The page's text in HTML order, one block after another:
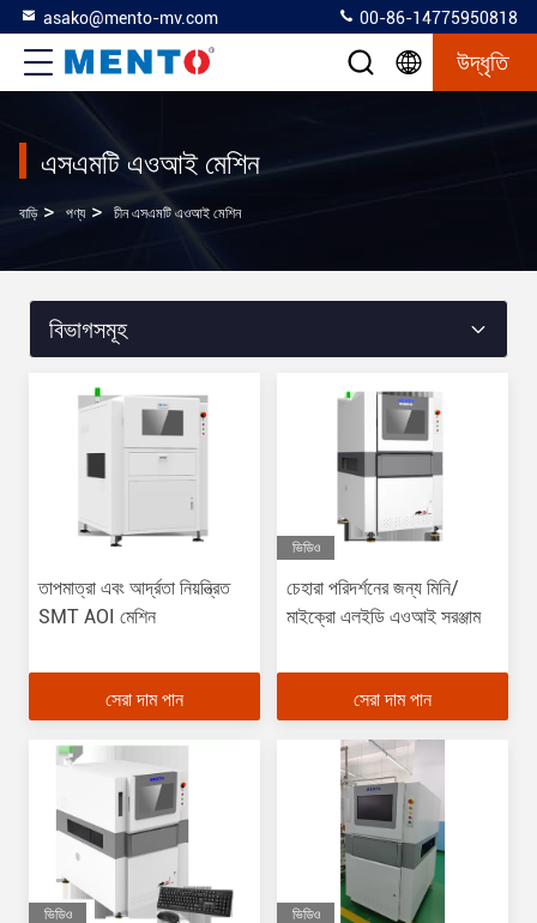
asako@mento-mv.com 00-86-14775950818
উদ্ধৃতি
এসএমটি এওআই মেশিন
বাড়ি > পণ্য > চীন এসএমটি এওআই মেশিন
বিভাগসমূহ
তাপমাত্রা এবং আর্দ্রতা নিয়ন্ত্রিত
SMT AOI মেশিন
সেরা দাম পান
ভিডিও
চেহারা পরিদর্শনের জন্য মিনি/
মাইক্রো এলইডি এওআই সরঞ্জাম
সেরা দাম পান
ভিডিও ভিডিও